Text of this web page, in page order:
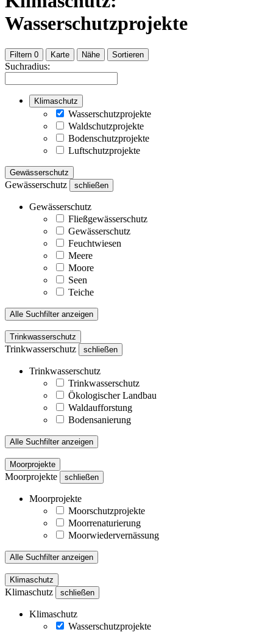
Wasserschutzprojekte
Filtern 0 Karte Nähe Sortieren
Suchradius:
Klimaschutz
Wasserschutzprojekte
Waldschutzprojekte
Bodenschutzprojekte
Luftschutzprojekte
Gewässerschutz
Gewässerschutz schließen
Gewässerschutz
Fließgewässerschutz
Gewässerschutz
Feuchtwiesen
Meere
Moore
Seen
Teiche
Alle Suchfilter anzeigen
Trinkwasserschutz
Trinkwasserschutz schließen
Trinkwasserschutz
Trinkwasserschutz
Ökologischer Landbau
Waldaufforstung
Bodensanierung
Alle Suchfilter anzeigen
Moorprojekte
Moorprojekte schließen
Moorprojekte
Moorschutzprojekte
Moorrenaturierung
Moorwiedervernässung
Alle Suchfilter anzeigen
Klimaschutz
Klimaschutz schließen
Klimaschutz
Wasserschutzprojekte